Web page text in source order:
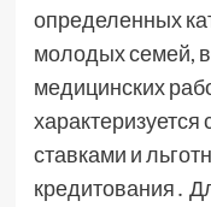
определенных
молодых семей,
медицинских
ставками и
кредитования․